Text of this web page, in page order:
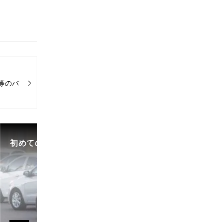
のバ
初めての中古車選び、購入時の流れや必要な書類などに